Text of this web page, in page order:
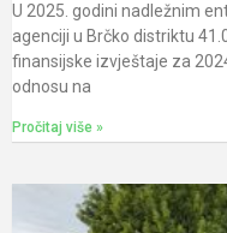
U 2025. godini nadležnim
agenciji u Brčko distriktu
finansijske izvještaje za
odnosu na
Pročitaj više »